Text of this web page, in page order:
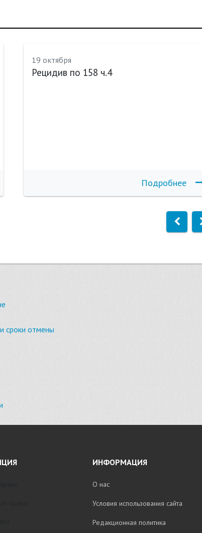
19 октября
Рецидив по 158 ч.4
Подробнее
сроки отмены
ИНФОРМАЦИЯ
О нас
Условия использования сайта
Редакционная политика